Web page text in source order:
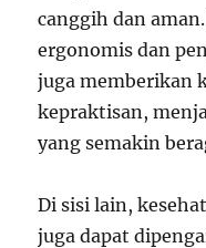
canggih dan
ergonomis dan
juga memberikan
kepraktisan,
yang semakin
Di sisi lain,
juga dapat